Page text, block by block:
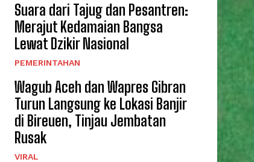
Suara dari Tajug dan Pesantren:
Merajut Kedamaian Bangsa
Lewat Dzikir Nasional
PEMERINTAHAN
Wagub Aceh dan Wapres Gibran
Turun Langsung ke Lokasi Banjir
di Bireuen, Tinjau Jembatan
Rusak
VIRAL